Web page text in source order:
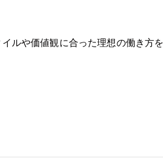
ルや価値観に合った理想の働き方